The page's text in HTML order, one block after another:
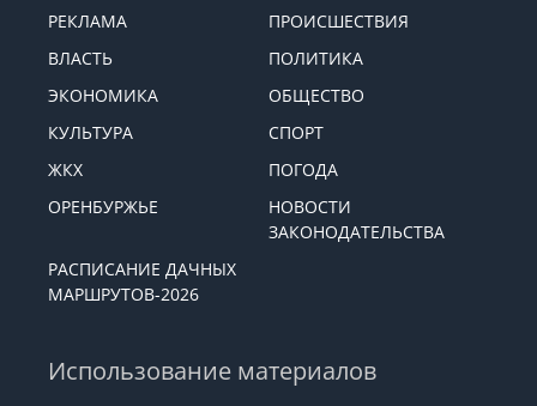
РЕКЛАМА
ПРОИСШЕСТВИЯ
ВЛАСТЬ
ПОЛИТИКА
ЭКОНОМИКА
ОБЩЕСТВО
КУЛЬТУРА
СПОРТ
ЖКХ
ПОГОДА
ОРЕНБУРЖЬЕ
НОВОСТИ
ЗАКОНОДАТЕЛЬСТВА
РАСПИСАНИЕ ДАЧНЫХ
МАРШРУТОВ-2026
Использование материалов